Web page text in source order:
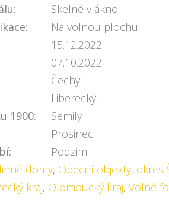
Skelné vlákno
Na volnou plochu
15.12.2022
07.10.2022
Čechy
Liberecký
1900:
Semily
Prosinec
Podzim
domy, Obecní objekty, okres
kraj, Olomoucký kraj,Volné